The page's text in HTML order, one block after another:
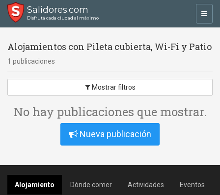
Salidores.com
Disfrutá cada ciudad al máximo
Alojamientos con Pileta cubierta, Wi-Fi y Patio
1 publicaciones
Mostrar filtros
No hay publicaciones que mostrar.
Nueva publicación
Alojamiento Dónde comer Actividades Eventos